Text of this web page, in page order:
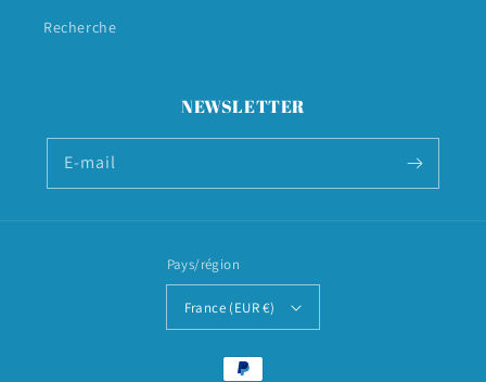
Recherche
NEWSLETTER
E-mail
Pays/région
France (EUR €)
Moyens